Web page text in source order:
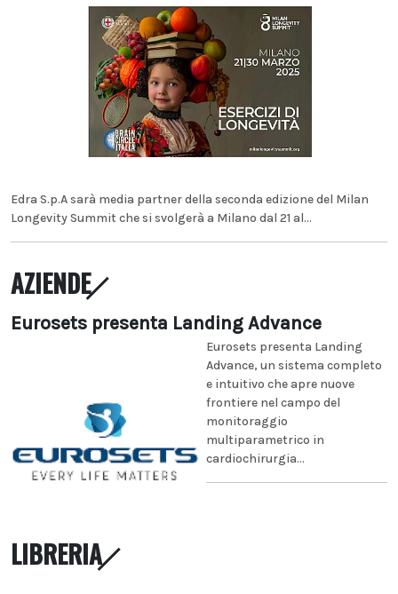
Edra S.p.A sarà media partner della seconda edizione del Milan
Longevity Summit che si svolgerà a Milano dal 21 al...
AZIENDE
Eurosets presenta Landing Advance
Eurosets presenta Landing
Advance, un sistema completo
e intuitivo che apre nuove
frontiere nel campo del
monitoraggio
multiparametrico in
cardiochirurgia...
LIBRERIA